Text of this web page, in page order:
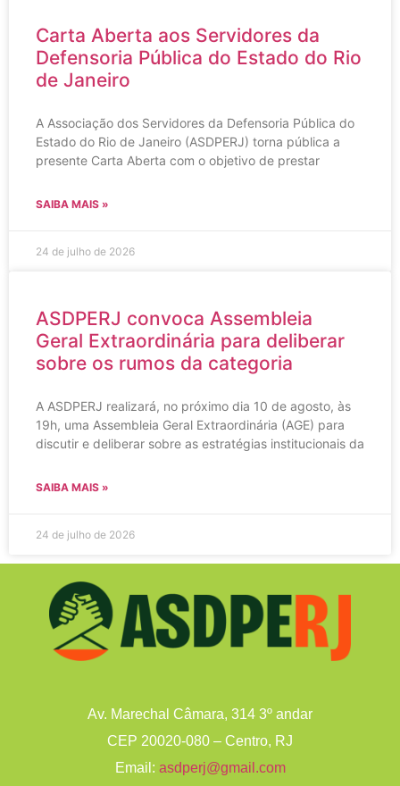
Carta Aberta aos Servidores da
Defensoria Pública do Estado do Rio
de Janeiro
A Associação dos Servidores da Defensoria Pública do
Estado do Rio de Janeiro (ASDPERJ) torna pública a
presente Carta Aberta com o objetivo de prestar
SAIBA MAIS »
24 de julho de 2026
ASDPERJ convoca Assembleia
Geral Extraordinária para deliberar
sobre os rumos da categoria
A ASDPERJ realizará, no próximo dia 10 de agosto, às
19h, uma Assembleia Geral Extraordinária (AGE) para
discutir e deliberar sobre as estratégias institucionais da
SAIBA MAIS »
24 de julho de 2026
Av. Marechal Câmara, 314 3º andar
CEP 20020-080 – Centro, RJ
Email: asdperj@gmail.com